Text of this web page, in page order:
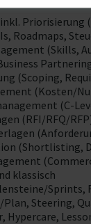
Priorisierung
Roadmaps,
(Skills,
(Scoping,
(C-
(RFI/RFQ/
(Shortlisting,
klassisch
Sprints,
Steering,
Hypercare,